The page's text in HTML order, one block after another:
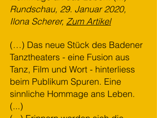
Rundschau, 29. Januar 2020,
Ilona Scherer, Zum Artikel
(…) Das neue Stück des Badener
Tanztheaters - eine Fusion aus
Tanz, Film und Wort - hinterliess
beim Publikum Spuren. Eine
sinnliche Hommage ans Leben.
(...)